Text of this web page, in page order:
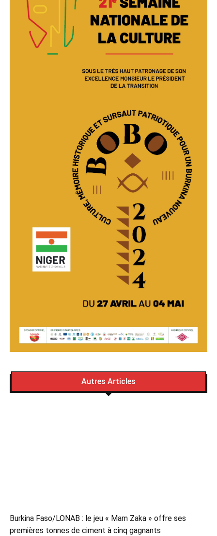
Autres Articles
Burkina Faso/LONAB : le jeu « Mam Zaka » offre ses
premières tonnes de ciment à cinq gagnants